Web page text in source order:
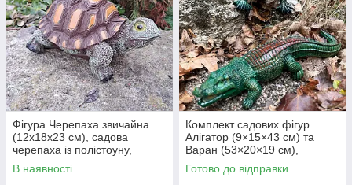
Фігура Черепаха звичайна
(12х18х23 см), садова
черепаха із полістоуну,
садово-паркові фігури
В наявності
Комплект садових фігур
Алігатор (9×15×43 см) та
Варан (53×20×19 см),
декоративні фігури для саду і
дому
Готово до відправки